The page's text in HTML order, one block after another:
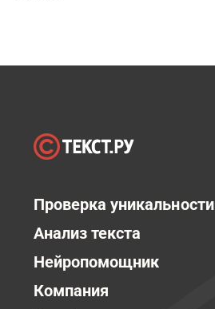
Проверка уникальности
Анализ текста
Нейропомощник
Компания